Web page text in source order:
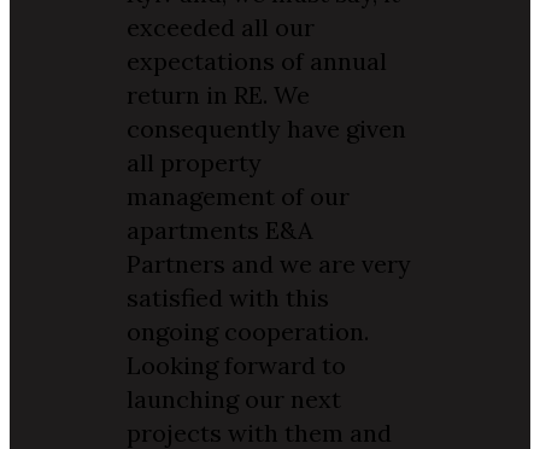
exceeded all our
expectations of annual
return in RE. We
consequently have given
all property
management of our
apartments E&A
Partners and we are very
satisfied with this
ongoing cooperation.
Looking forward to
launching our next
projects with them and